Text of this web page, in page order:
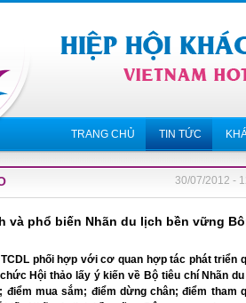
TRANG CHỦ TIN TỨC
30/07/2012 -
và phổ biến Nhãn du lịch bền vững
phối hợp với cơ quan hợp tác phát triển
Hội thảo lấy ý kiến về Bộ tiêu chí Nhãn
điểm mua sắm; điểm dừng chân; điểm tham